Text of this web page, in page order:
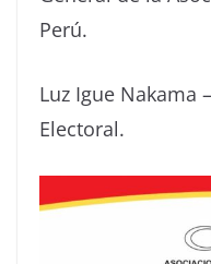
Perú.
Luz Igue Nakama
Electoral.